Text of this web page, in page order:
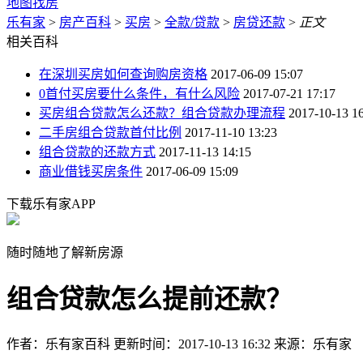
乐有家 > 房产百科 > 买房 > 全款/贷款 > 房贷还款 > 正文
相关百科
在深圳买房如何查询购房资格 2017-06-09 15:07
0首付买房要什么条件，有什么风险 2017-07-21 17:17
买房组合贷款怎么还款？组合贷款办理流程 2017-10-13
二手房组合贷款首付比例 2017-11-10 13:23
组合贷款的还款方式 2017-11-13 14:15
商业借钱买房条件 2017-06-09 15:09
下载乐有家APP
随时随地了解新房源
组合贷款怎么提前还款？
作者：乐有家百科 更新时间：2017-10-13 16:32 来源：乐有家